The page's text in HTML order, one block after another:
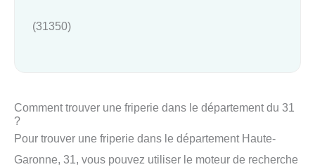
(31350)
Comment trouver une friperie dans le département du 31
?
Pour trouver une friperie dans le département Haute-
Garonne, 31, vous pouvez utiliser le moteur de recherche